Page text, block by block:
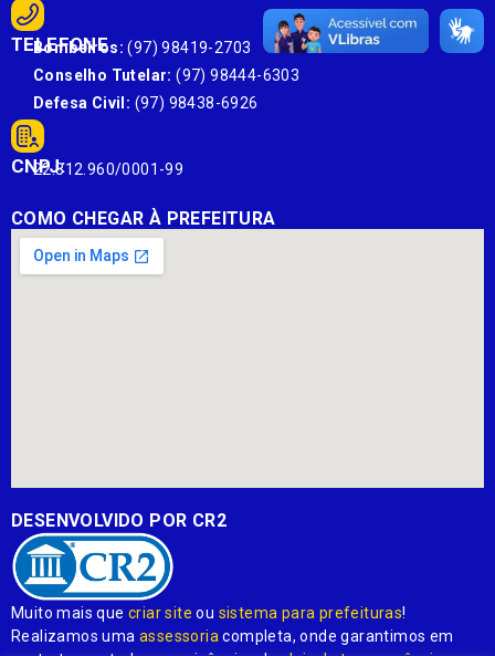
TELEFONE
Bombeiros: (97) 98419-2703
Conselho Tutelar: (97) 98444-6303
Defesa Civil: (97) 98438-6926
CNPJ:
22.812.960/0001-99
COMO CHEGAR À PREFEITURA
DESENVOLVIDO POR CR2
Muito mais quecriar site ou sistema para prefeituras!
Realizamos umaassessoria completa, onde garantimos em